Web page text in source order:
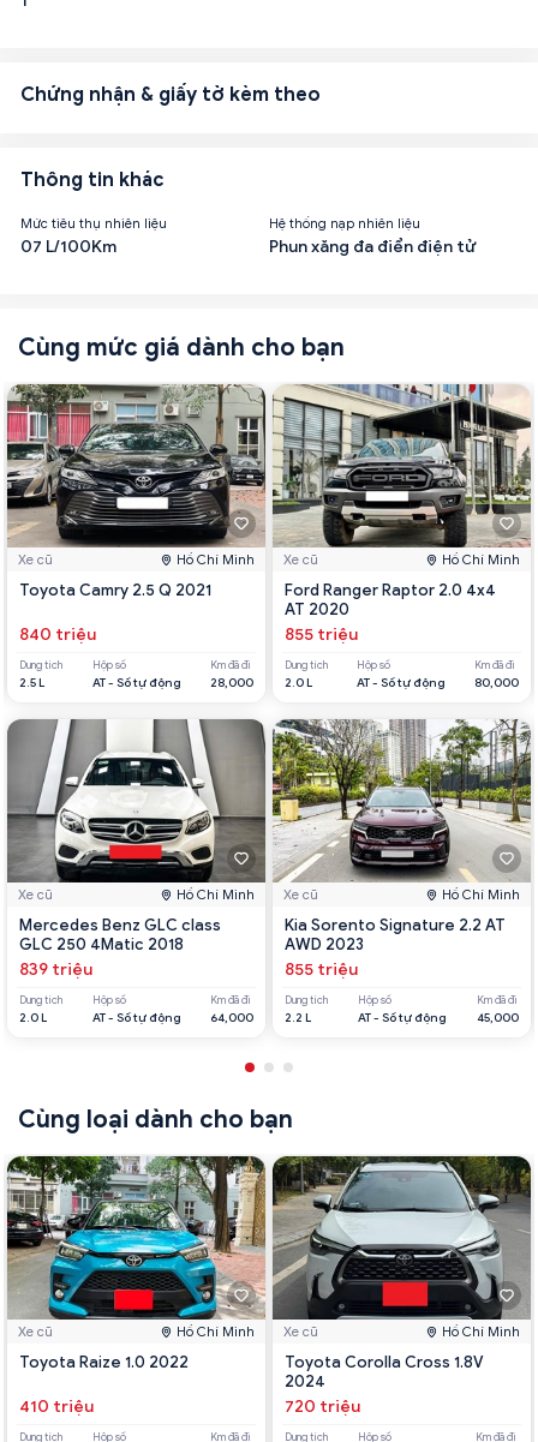
Chứng nhận & giấy tờ kèm theo
Thông tin khác
Mức tiêu thụ nhiên liệu
07 L/100Km
Hệ thống nạp nhiên liệu
Phun xăng đa điển điện tử
Cùng mức giá dành cho bạn
Xe cũ Hồ Chí Minh
Toyota Camry 2.5 Q 2021
840 triệu
Dung tích
2.5 L
Hộp số
AT - Số tự động
Km đã đi
28,000
Xe cũ Hồ Chí Minh
Mercedes Benz GLC class
GLC 250 4Matic 2018
839 triệu
Dung tích
2.0 L
Hộp số
AT - Số tự động
Km đã đi
64,000
Xe cũ Hồ Chí Minh
Ford Ranger Raptor 2.0 4x4
AT 2020
855 triệu
Dung tích
2.0 L
Hộp số
AT - Số tự động
Km đã đi
80,000
Xe cũ Hồ Chí Minh
Kia Sorento Signature 2.2 AT
AWD 2023
855 triệu
Dung tích
2.2 L
Hộp số
AT - Số tự động
Km đã đi
45,000
Cùng loại dành cho bạn
Xe cũ Hồ Chí Minh
Toyota Raize 1.0 2022
410 triệu
Dung tích Hộp số Km đã đi
Xe cũ Hồ Chí Minh
Toyota Corolla Cross 1.8V
2024
720 triệu
Dung tích Hộp số Km đã đi